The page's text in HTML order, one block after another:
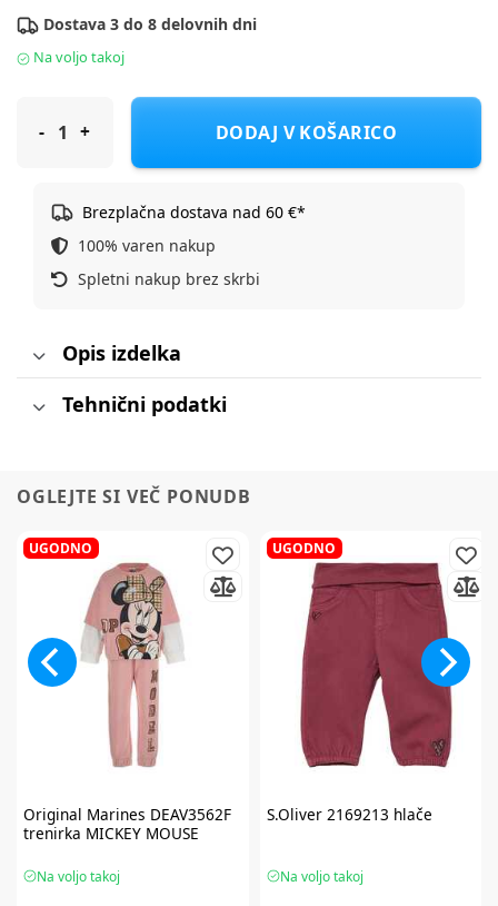
Dostava 3 do 8 delovnih dni
Na voljo takoj
Cool Club trenirka DR DH CCG3001385-00 D Roza 80
DODAJ V KOŠARICO
Brezplačna dostava nad 60 €*
100% varen nakup
Spletni nakup brez skrbi
Opis izdelka
Tehnični podatki
OGLEJTE SI VEČ PONUDB
UGODNO
Original Marines DEAV3562F
trenirka MICKEY MOUSE
Na voljo takoj
UGODNO
S.Oliver2169213 hlače
Na voljo takoj